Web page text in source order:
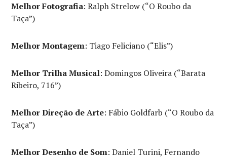
Melhor Fotografia: Ralph Strelow (“O Roubo da
Taça”)
Melhor Montagem: Tiago Feliciano (“Elis”)
Melhor Trilha Musical: Domingos Oliveira (“Barata
Ribeiro, 716”)
Melhor Direção de Arte: Fábio Goldfarb (“O Roubo da
Taça”)
Melhor Desenho de Som: Daniel Turini, Fernando